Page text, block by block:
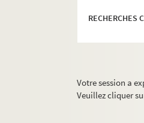
RECHERCHES
Votre session a
Veuillez cliquer